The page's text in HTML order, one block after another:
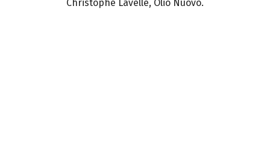
Christophe Lavelle, Olio Nuovo.